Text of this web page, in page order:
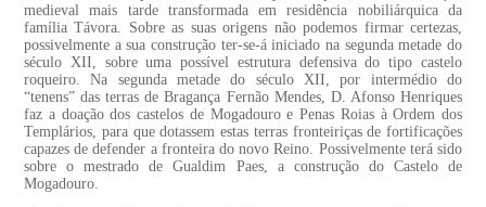
medieval mais tarde transformada em residência nobiliárquica da
família Távora. Sobre as suas origens não podemos firmar certezas,
possivelmente a sua construção ter-se-á iniciado na segunda metade do
século XII, sobre uma possível estrutura defensiva do tipo castelo
roqueiro. Na segunda metade do século XII, por intermédio do
“tenens” das terras de Bragança Fernão Mendes, D. Afonso Henriques
faz a doação dos castelos de Mogadouro e Penas Roias à Ordem dos
Templários, para que dotassem estas terras fronteiriças de fortificações
capazes de defender a fronteira do novo Reino. Possivelmente terá sido
sobre o mestrado de Gualdim Paes, a construção do Castelo de
Mogadouro.